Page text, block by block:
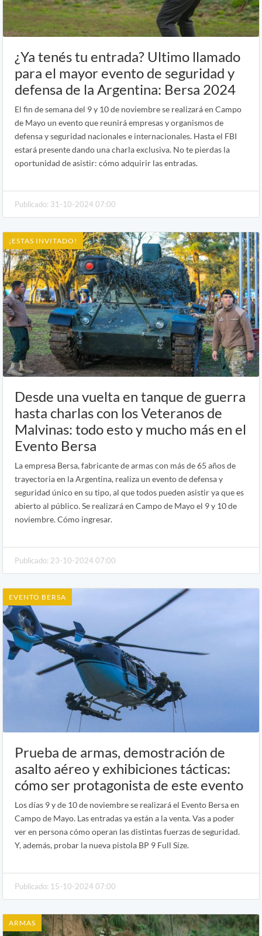
¿Ya tenés tu entrada? Ultimo llamado
para el mayor evento de seguridad y
defensa de la Argentina: Bersa 2024
El fin de semana del 9 y 10 de noviembre se realizará en Campo
de Mayo un evento que reunirá empresas y organismos de
defensa y seguridad nacionales e internacionales. Hasta el FBI
estará presente dando una charla exclusiva. No te pierdas la
oportunidad de asistir: cómo adquirir las entradas.
Publicado: 31-10-2024 07:00
¡ESTAS INVITADO!
Desde una vuelta en tanque de guerra
hasta charlas con los Veteranos de
Malvinas: todo esto y mucho más en el
Evento Bersa
La empresa Bersa, fabricante de armas con más de 65 años de
trayectoria en la Argentina, realiza un evento de defensa y
seguridad único en su tipo, al que todos pueden asistir ya que es
abierto al público. Se realizará en Campo de Mayo el 9 y 10 de
noviembre. Cómo ingresar.
Publicado: 23-10-2024 07:00
EVENTO BERSA
Prueba de armas, demostración de
asalto aéreo y exhibiciones tácticas:
cómo ser protagonista de este evento
Los días 9 y de 10 de noviembre se realizará el Evento Bersa en
Campo de Mayo. Las entradas ya están a la venta. Vas a poder
ver en persona cómo operan las distintas fuerzas de seguridad.
Y, además, probar la nueva pistola BP 9 Full Size.
Publicado: 15-10-2024 07:00
ARMAS